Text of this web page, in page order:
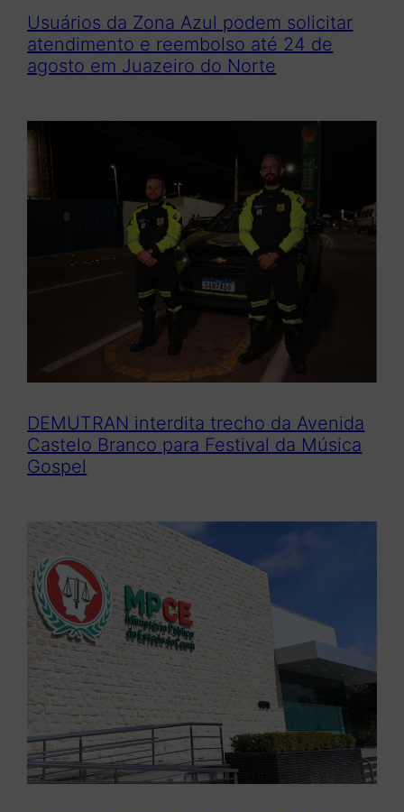
Usuários da Zona Azul podem solicitar
atendimento e reembolso até 24 de
agosto em Juazeiro do Norte
DEMUTRAN interdita trecho da Avenida
Castelo Branco para Festival da Música
Gospel